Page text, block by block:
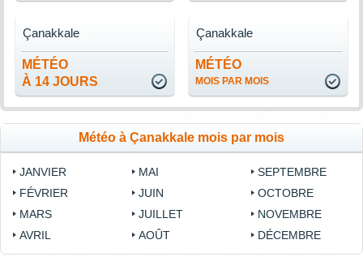
MÉTÉO
À 14 JOURS
Çanakkale
MÉTÉO
MOIS PAR MOIS
Çanakkale
Météo à Çanakkale mois par mois
JANVIER
FÉVRIER
MARS
AVRIL
MAI
JUIN
JUILLET
AOÛT
SEPTEMBRE
OCTOBRE
NOVEMBRE
DÉCEMBRE